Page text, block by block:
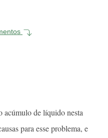
acúmulo de líquido nesta
para esse problema, e